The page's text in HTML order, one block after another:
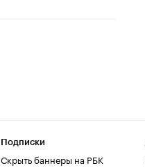
Подписки
Скрыть баннеры на РБК